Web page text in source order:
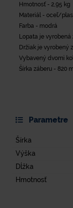
Hmotnosť - 2,95 kg
Materiál - oceľ/
Farba - modrá
Lopata je vyrobená
Držiak je vyrobený
Vybavený dvomi
Šírka záberu - 820
Parametre
Šírka
Výška
Dĺžka
Hmotnosť